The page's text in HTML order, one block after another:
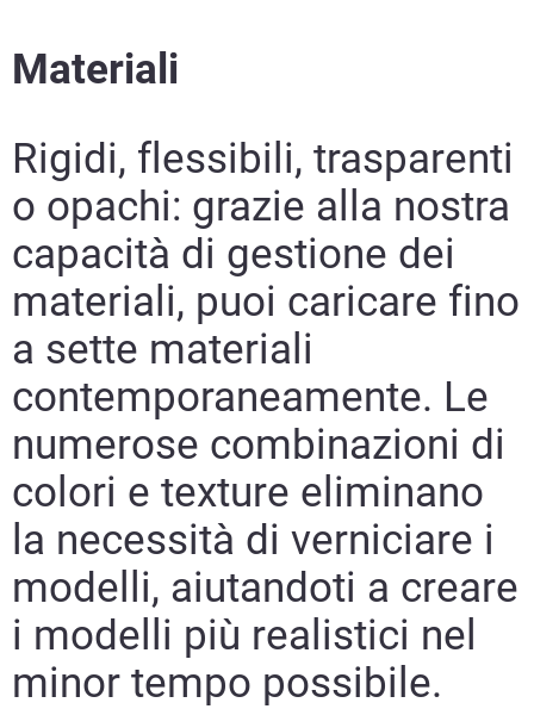
Materiali
Rigidi, flessibili, trasparenti
o opachi: grazie alla nostra
capacità di gestione dei
materiali, puoi caricare fino
a sette materiali
contemporaneamente. Le
numerose combinazioni di
colori e texture eliminano
la necessità di verniciare i
modelli, aiutandoti a creare
i modelli più realistici nel
minor tempo possibile.